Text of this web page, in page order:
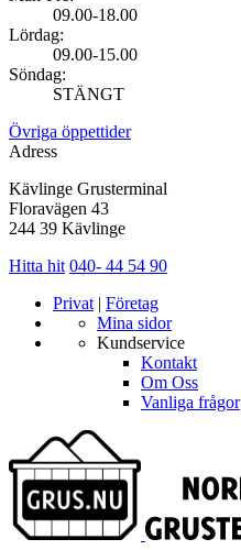
09.00-18.00
Lördag:
09.00-15.00
Söndag:
STÄNGT
Övriga öppettider
Adress
Kävlinge Grusterminal
Floravägen 43
244 39 Kävlinge
Hitta hit 040- 44 54 90
Privat | Företag
Mina sidor
Kundservice
Kontakt
Om Oss
Vanliga frågor